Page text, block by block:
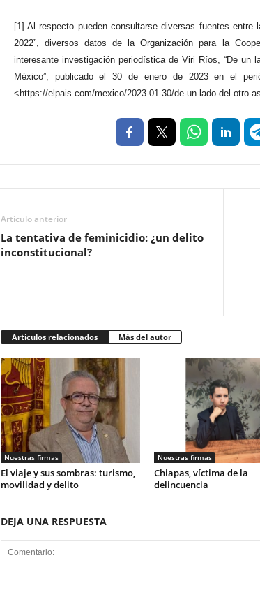
[1] Al respecto pueden consultarse diversas fuentes entre
2022”, diversos datos de la Organización para la
interesante investigación periodística de Viri Ríos, “De un
México”, publicado el 30 de enero de 2023 en el
<https://elpais.com/mexico/2023-01-30/de-un-lado-del-otro-
Artículo anterior
La tentativa de feminicidio: ¿un delito
inconstitucional?
Artículos relacionados Más del autor
Nuestras firmas
El viaje y sus sombras: turismo,
movilidad y delito
Nuestras firmas
Chiapas, víctima de la
delincuencia
DEJA UNA RESPUESTA